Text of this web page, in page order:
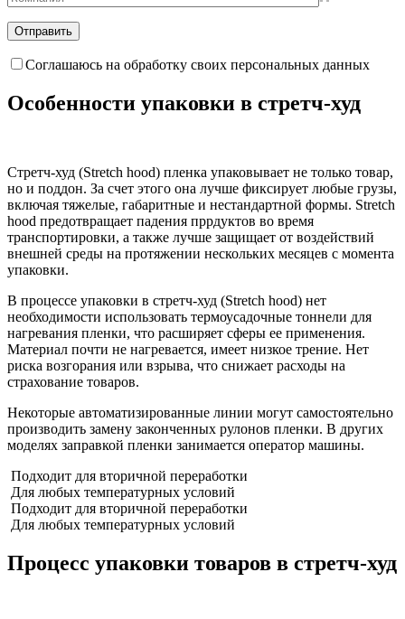
Соглашаюсь на обработку своих персональных данных
Особенности упаковки в стретч-худ
Стретч-худ (Stretch hood) пленка упаковывает не только товар,
но и поддон. За счет этого она лучше фиксирует любые грузы,
включая тяжелые, габаритные и нестандартной формы. Stretch
hood предотвращает падения пррдуктов во время
транспортировки, а также лучше защищает от воздействий
внешней среды на протяжении нескольких месяцев с момента
упаковки.
В процессе упаковки в стретч-худ (Stretch hood) нет
необходимости использовать термоусадочные тоннели для
нагревания пленки, что расширяет сферы ее применения.
Материал почти не нагревается, имеет низкое трение. Нет
риска возгорания или взрыва, что снижает расходы на
страхование товаров.
Некоторые автоматизированные линии могут самостоятельно
производить замену законченных рулонов пленки. В других
моделях заправкой пленки занимается оператор машины.
Подходит для вторичной переработки
Для любых температурных условий
Подходит для вторичной переработки
Для любых температурных условий
Процесс упаковки товаров в стретч-худ